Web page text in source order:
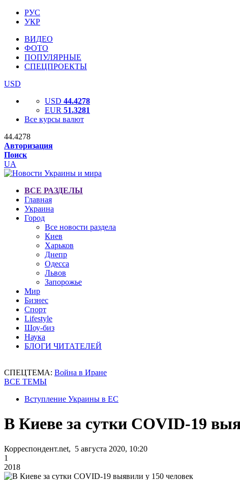
РУС
УКР
ВИДЕО
ФОТО
ПОПУЛЯРНЫЕ
СПЕЦПРОЕКТЫ
USD
USD 44.4278
EUR 51.3281
Все курсы валют
44.4278
Авторизация
Поиск
UA
ВСЕ РАЗДЕЛЫ
Главная
Украина
Город
Все новости раздела
Киев
Харьков
Днепр
Одесса
Львов
Запорожье
Мир
Бизнес
Спорт
Lifestyle
Шоу-биз
Наука
БЛОГИ ЧИТАТЕЛЕЙ
СПЕЦТЕМА: Война в Иране
ВСЕ ТЕМЫ
Вступление Украины в ЕС
В Киеве за сутки COVID-19
Корреспондент.net, 5 августа 2020, 10:20
1
2018